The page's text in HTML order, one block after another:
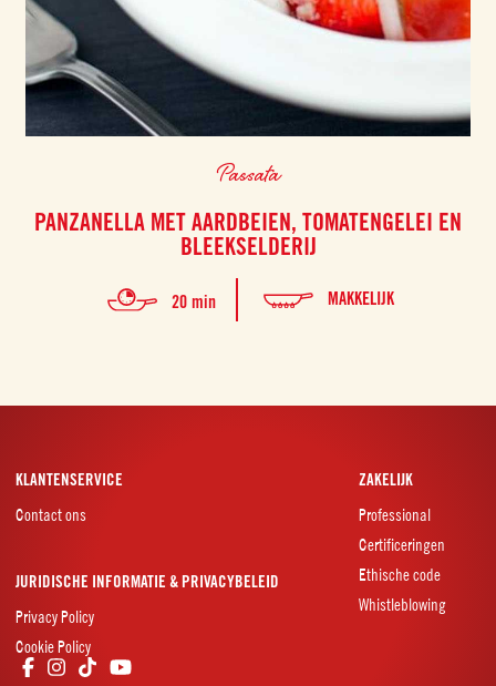
Passata
PANZANELLA MET AARDBEIEN, TOMATENGELEI EN
BLEEKSELDERIJ
20 min MAKKELIJK
KLANTENSERVICE
Contact ons
ZAKELIJK
Professional
Certificeringen
Ethische code
Whistleblowing
JURIDISCHE INFORMATIE & PRIVACYBELEID
Privacy Policy
Cookie Policy